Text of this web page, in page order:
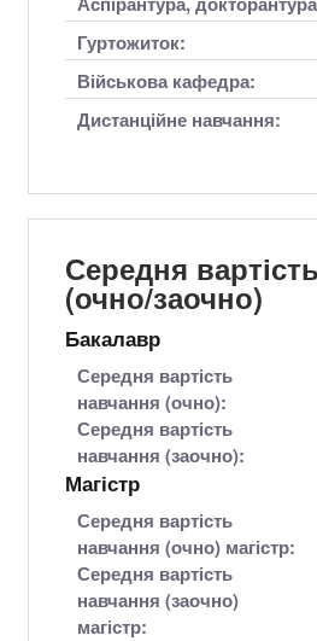
Гуртожиток:
Військова кафедра:
Дистанційне навчання:
Середня
(очно/заочно)
Бакалавр
Середня вартість
навчання (очно):
Середня вартість
навчання (заочно):
Магістр
Середня вартість
навчання (очно) магістр:
Середня вартість
навчання (заочно)
магістр: